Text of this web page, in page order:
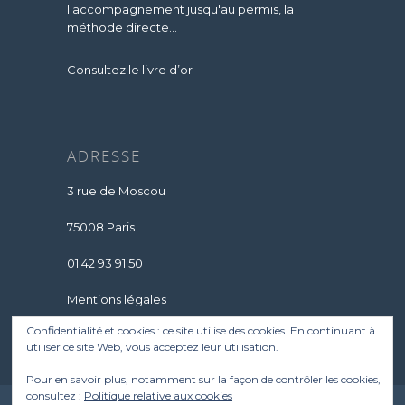
l'accompagnement jusqu'au permis, la
méthode directe...
Consultez le livre d’or
ADRESSE
3 rue de Moscou
75008 Paris
01 42 93 91 50
Mentions légales
Confidentialité et cookies : ce site utilise des cookies. En continuant à
utiliser ce site Web, vous acceptez leur utilisation.
Pour en savoir plus, notamment sur la façon de contrôler les cookies,
consultez : Politique relative aux cookies